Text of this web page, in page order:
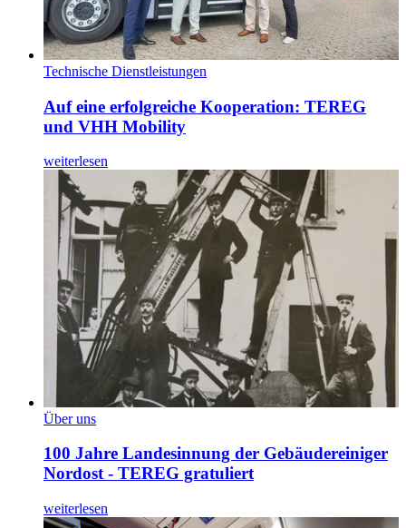
Technische Dienstleistungen
Auf eine erfolgreiche Kooperation: TEREG
und VHH Mobility
weiterlesen
Über uns
100 Jahre Landesinnung der Gebäudereiniger
Nordost - TEREG gratuliert
weiterlesen